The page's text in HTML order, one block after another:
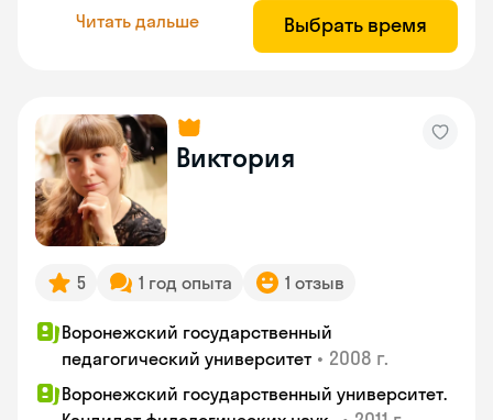
Читать дальше Выбрать время
Виктория
5 1 год опыта 1 отзыв
Воронежский государственный
педагогический университет • 2008 г.
Воронежский государственный университет.